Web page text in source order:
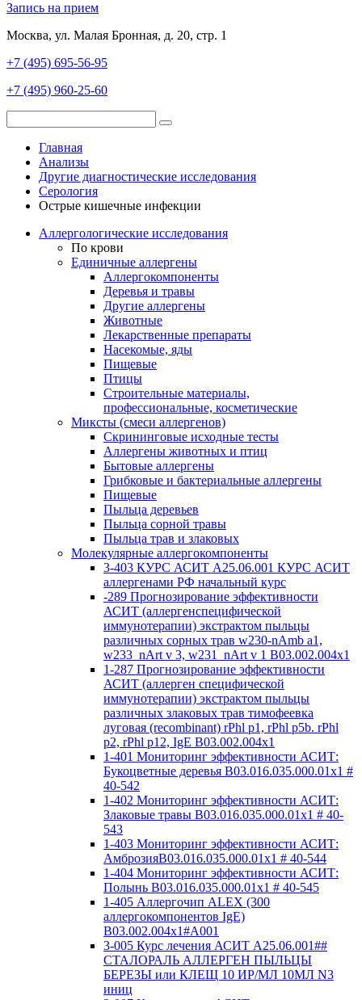
Запись на прием
Москва, ул. Малая Бронная, д. 20, стр. 1
+7 (495) 695-56-95
+7 (495) 960-25-60
Главная
Анализы
Другие диагностические исследования
Серология
Острые кишечные инфекции
Аллергологические исследования
По крови
Единичные аллергены
Аллергокомпоненты
Деревья и травы
Другие аллергены
Животные
Лекарственные препараты
Насекомые, яды
Пищевые
Птицы
Строительные материалы,
профессиональные, косметические
Миксты (смеси аллергенов)
Cкрининговые исходные тесты
Аллергены животных и птиц
Бытовые аллергены
Грибковые и бактериальные аллергены
Пищевые
Пыльца деревьев
Пыльца сорной травы
Пыльца трав и злаковых
Молекулярные аллергокомпоненты
3-403 КУРС АСИТ А25.06.001 КУРС АСИТ
аллергенами РФ начальный курс
-289 Прогнозирование эффективности
АСИТ (аллергенспецифической
иммунотерапии) экстрактом пыльцы
различных сорных трав w230-nAmb a1,
w233_nArt v 3, w231_nArt v 1 В03.002.004x1
1-287 Прогнозирование эффективности
АСИТ (аллерген специфической
иммунотерапии) экстрактом пыльцы
различных злаковых трав тимофеевка
луговая (recombinant) rPhl p1, rPhl p5b. rPhl
p2, rPhl p12, IgE В03.002.004x1
1-401 Мониторинг эффективности АСИТ:
Букоцветные деревья B03.016.035.000.01x1 #
40-542
1-402 Мониторинг эффективности АСИТ:
Злаковые травы B03.016.035.000.01x1 # 40-
543
1-403 Мониторинг эффективности АСИТ:
АмброзияB03.016.035.000.01x1 # 40-544
1-404 Мониторинг эффективности АСИТ:
Полынь B03.016.035.000.01x1 # 40-545
1-405 Аллергочип ALEX (300
аллергокомпонентов IgE)
В03.002.004x1#А001
3-005 Курс лечения АСИТ А25.06.001##
СТАЛОРАЛЬ АЛЛЕРГЕН ПЫЛЬЦЫ
БЕРЕЗЫ или КЛЕЩ 10 ИР/МЛ 10МЛ N3
иниц